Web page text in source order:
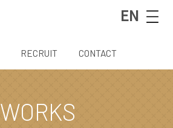
EN
RECRUIT CONTACT
WORKS